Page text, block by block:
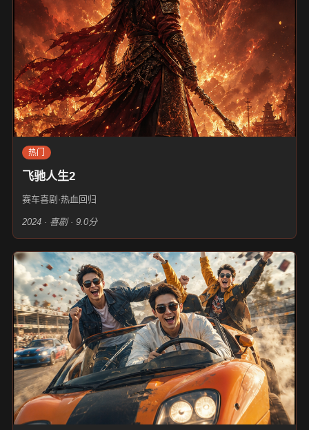
热门
飞驰人生2
赛车喜剧·热血回归
2024 · 喜剧 · 9.0分